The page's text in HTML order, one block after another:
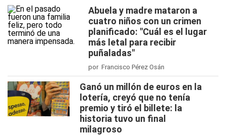
Abuela y madre mataron a
cuatro niños con un crimen
planificado: "Cuál es el lugar
más letal para recibir
puñaladas"
por Francisco Pérez Osán
Ganó un millón de euros en la
lotería, creyó que no tenía
premio y tiró el billete: la
historia tuvo un final
milagroso